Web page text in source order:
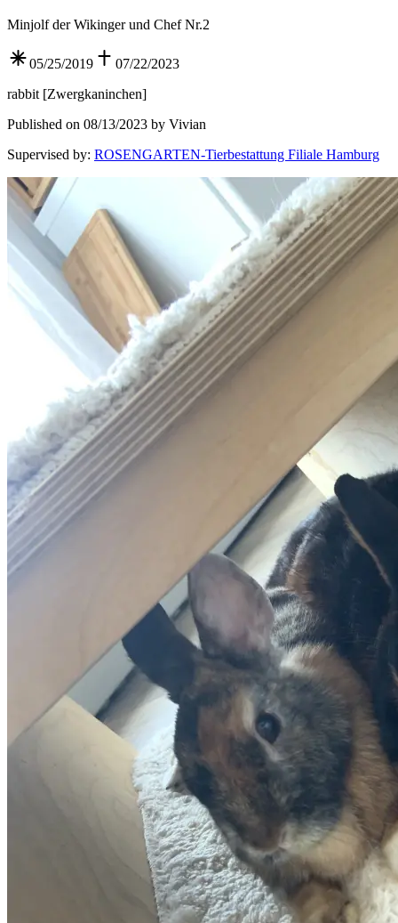
Minjolf der Wikinger und Chef Nr.2
05/25/2019
07/22/2023
rabbit [Zwergkaninchen]
Published on 08/13/2023 by Vivian
Supervised by: ROSENGARTEN-Tierbestattung Filiale Hamburg